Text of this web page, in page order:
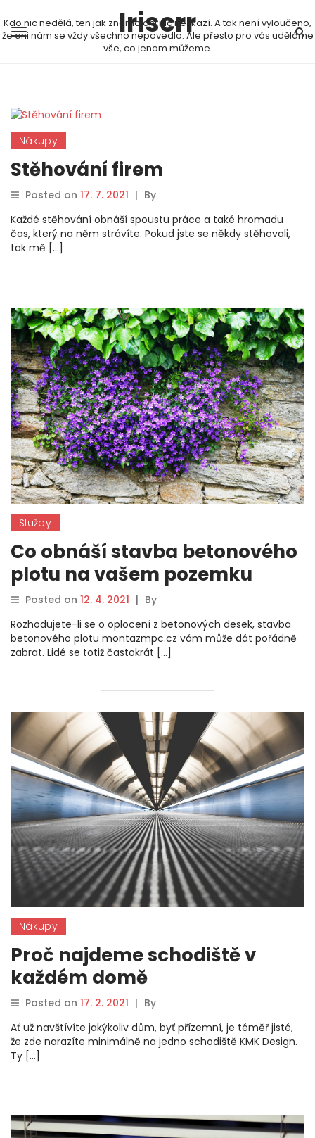
Iriscrr
Kdo nic nedělá, ten jak známo ani nic nezkazí. A tak není vyloučeno,
že ani nám se vždy všechno nepovedlo. Ale přesto pro vás uděláme
vše, co jenom můžeme.
Nákupy
Stěhování firem
Posted on 17. 7. 2021 | By
Každé stěhování obnáší spoustu práce a také hromadu
čas, který na něm strávíte. Pokud jste se někdy stěhovali,
tak mě […]
Služby
Co obnáší stavba betonového
plotu na vašem pozemku
Posted on 12. 4. 2021 | By
Rozhodujete-li se o oplocení z betonových desek, stavba
betonového plotu montazmpc.cz vám může dát pořádně
zabrat. Lidé se totiž častokrát […]
Nákupy
Proč najdeme schodiště v
každém domě
Posted on 17. 2. 2021 | By
Ať už navštívíte jakýkoliv dům, byť přízemní, je téměř jisté,
že zde narazíte minimálně na jedno schodiště KMK Design.
Ty […]